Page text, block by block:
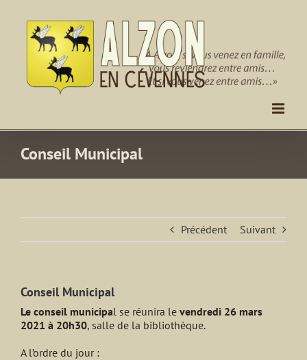
contenu
Conseil Municipal
Précédent Suivant
Conseil Municipal
Le conseil municipal se réunira le vendredi 26 mars
2021 à 20h30, salle de la bibliothèque.
A l’ordre du jour :